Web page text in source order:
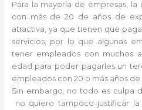
Para la mayoría de empresas,
con más de 20 de años de
atractiva, ya que tienen que
servicios; por lo que algunas
tener empleados con muchos
edad para poder pagarles un
empleados con 20 o más años de
Sin embargo, no todo es culpa
no quiero tampoco justificar